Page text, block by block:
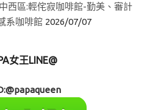
西區:輕侘寂咖啡館-勤美、審計
系咖啡館 2026/07/07
女王LINE@